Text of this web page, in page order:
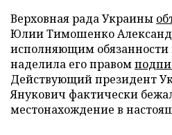
Верховная рада Украины
Юлии Тимошенко
исполняющим обязанности
наделила его правом
Действующий президент
Янукович фактически
местонахождение в